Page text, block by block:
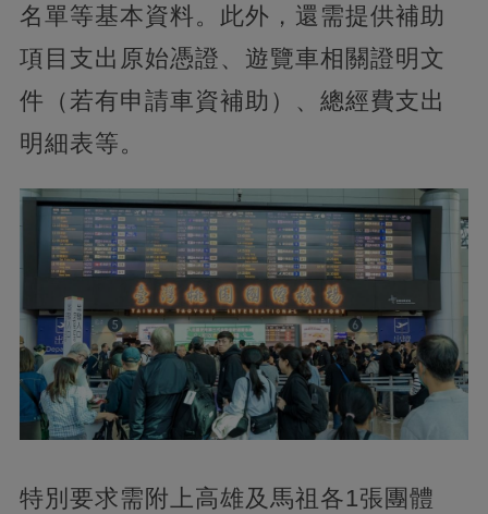
名單等基本資料。此外，還需提供補助
項目支出原始憑證、遊覽車相關證明文
件（若有申請車資補助）、總經費支出
明細表等。
特別要求需附上高雄及馬祖各1張團體